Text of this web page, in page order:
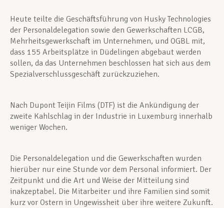
Heute teilte die Geschäftsführung von Husky Technologies
der Personaldelegation sowie den Gewerkschaften LCGB,
Mehrheitsgewerkschaft im Unternehmen, und OGBL mit,
dass 155 Arbeitsplätze in Düdelingen abgebaut werden
sollen, da das Unternehmen beschlossen hat sich aus dem
Spezialverschlussgeschäft zurückzuziehen.
Nach Dupont Teijin Films (DTF) ist die Ankündigung der
zweite Kahlschlag in der Industrie in Luxemburg innerhalb
weniger Wochen.
Die Personaldelegation und die Gewerkschaften wurden
hierüber nur eine Stunde vor dem Personal informiert. Der
Zeitpunkt und die Art und Weise der Mitteilung sind
inakzeptabel. Die Mitarbeiter und ihre Familien sind somit
kurz vor Ostern in Ungewissheit über ihre weitere Zukunft.